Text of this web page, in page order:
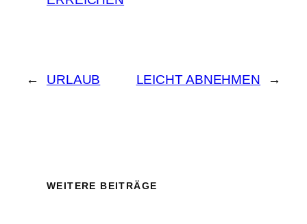
← URLAUB LEICHT ABNEHMEN →
WEITERE BEITRÄGE